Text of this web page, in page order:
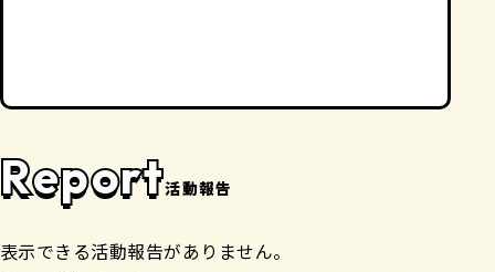
Report活動報告
表示できる活動報告がありません。